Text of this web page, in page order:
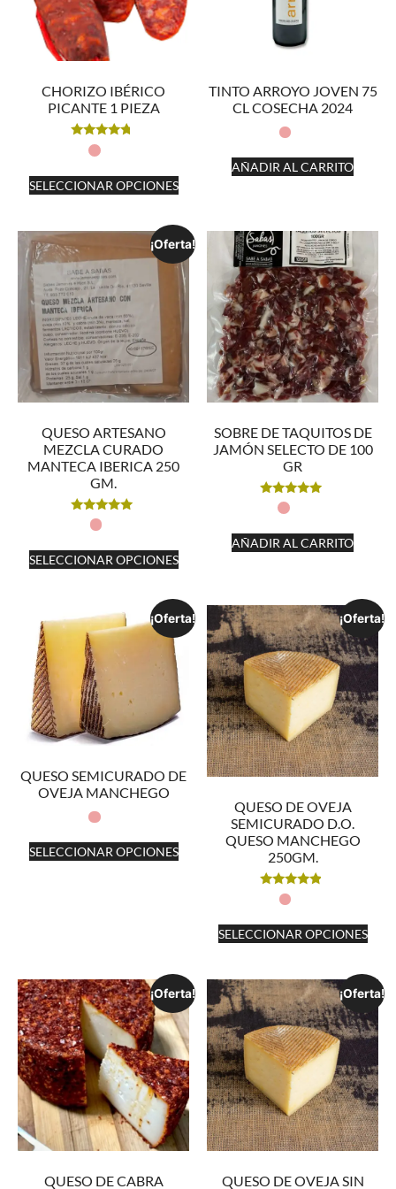
CHORIZO IBÉRICO
PICANTE 1 PIEZA
Valorado
con
de 5
SELECCIONAR OPCIONES
TINTO ARROYO JOVEN 75
CL COSECHA 2024
AÑADIR AL CARRITO
¡Oferta!
QUESO ARTESANO
MEZCLA CURADO
MANTECA IBERICA 250
GM.
Valorado
con
de 5
SELECCIONAR OPCIONES
SOBRE DE TAQUITOS DE
JAMÓN SELECTO DE 100
GR
Valorado
con
de 5
AÑADIR AL CARRITO
¡Oferta!
QUESO SEMICURADO DE
OVEJA MANCHEGO
SELECCIONAR OPCIONES
¡Oferta!
QUESO DE OVEJA
SEMICURADO D.O.
QUESO MANCHEGO
250GM.
Valorado
con
de 5
SELECCIONAR OPCIONES
¡Oferta!
QUESO DE CABRA
¡Oferta!
QUESO DE OVEJA SIN